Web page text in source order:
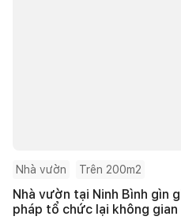
Nhà vườn Trên 200m2
Nhà vườn tại Ninh Bình gìn
pháp tổ chức lại không gian